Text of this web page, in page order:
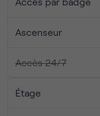
charmant parc de
Ascenseur
Accès 24/7
Étage